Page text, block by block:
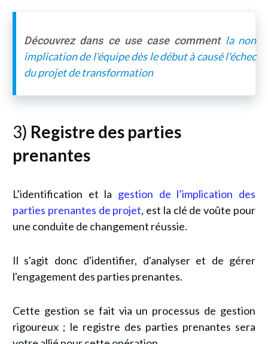
Découvrez dans ce use case comment la non
implication de l'équipe dès le début à causé l'échec
du projet de transformation.
3) Registre des parties
prenantes
L’identification et la gestion de l’implication des
parties prenantes de projet, est la clé de voûte pour
une conduite de changement réussie.
Il s'agit donc d'identifier, d'analyser et de gérer
l'engagement des parties prenantes.
Cette gestion se fait via un processus de gestion
rigoureux ; le registre des parties prenantes sera